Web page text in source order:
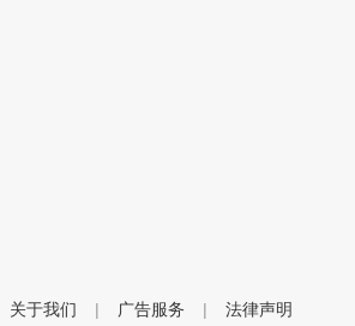
关于我们 | 广告服务 | 法律声明